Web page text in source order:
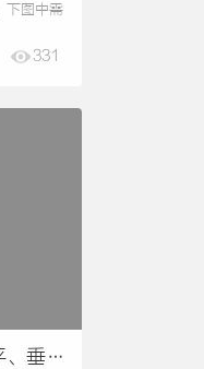
图中需
盘上
再点击
331
垂直